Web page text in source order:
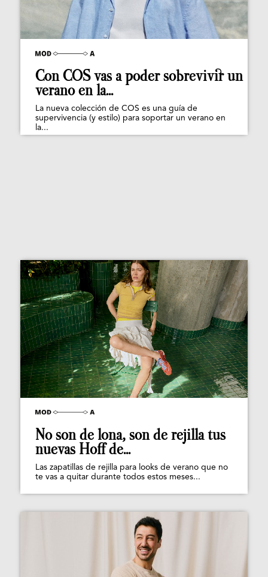
Con COS vas a poder sobrevivir un
verano en la...
La nueva colección de COS es una guía de
supervivencia (y estilo) para soportar un verano en
la...
No son de lona, son de rejilla tus
nuevas Hoff de...
Las zapatillas de rejilla para looks de verano que no
te vas a quitar durante todos estos meses...